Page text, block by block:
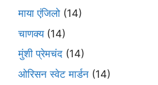
माया एंजिलो (14)
चाणक्य(14)
मुंशी प्रेमचंद (14)
ओरिसन स्‍वेट मार्डन (14)